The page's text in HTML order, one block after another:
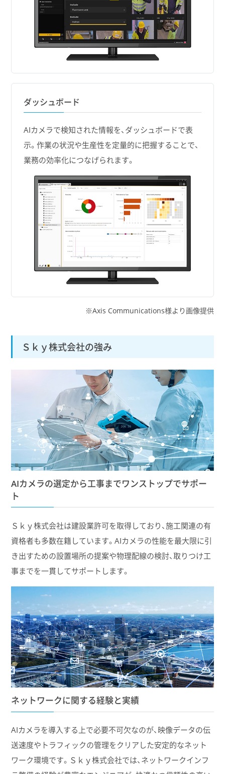
ダッシュボード
AIカメラで検知された情報を、ダッシュボードで表
示。作業の状況や生産性を定量的に把握することで、
業務の効率化につなげられます。
Axis Communications様より画像提供
Ｓｋｙ株式会社の強み
AIカメラの選定から工事までワンストップでサポー
ト
Ｓｋｙ株式会社は建設業許可を取得しており、施工関連の有
資格者も多数在籍しています。AIカメラの性能を最大限に引
き出すための設置場所の提案や物理配線の検討、取りつけ工
事までを一貫してサポートします。
ネットワークに関する経験と実績
AIカメラを導入する上で必要不可欠なのが、映像データの伝
送速度やトラフィックの管理をクリアした安定的なネット
ワーク環境です。Ｓｋｙ株式会社では、ネットワークインフ